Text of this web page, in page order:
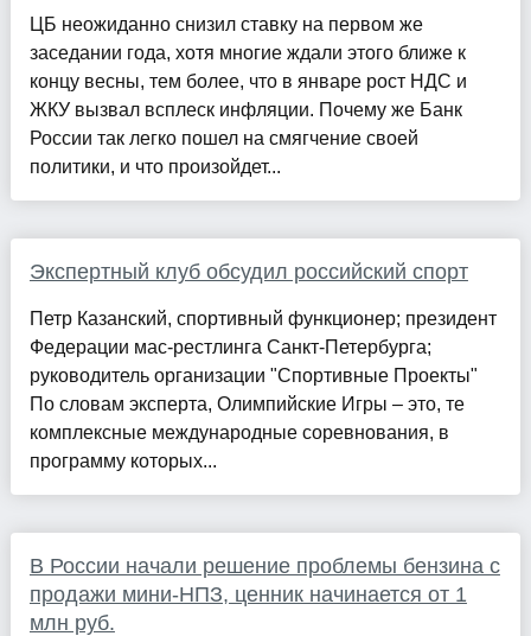
ЦБ неожиданно снизил ставку на первом же
заседании года, хотя многие ждали этого ближе к
концу весны, тем более, что в январе рост НДС и
ЖКУ вызвал всплеск инфляции. Почему же Банк
России так легко пошел на смягчение своей
политики, и что произойдет...
Экспертный клуб обсудил российский спорт
Петр Казанский, спортивный функционер; президент
Федерации мас-рестлинга Санкт-Петербурга;
руководитель организации "Спортивные Проекты"
По словам эксперта, Олимпийские Игры – это, те
комплексные международные соревнования, в
программу которых...
В России начали решение проблемы бензина с
продажи мини-НПЗ, ценник начинается от 1
млн руб.